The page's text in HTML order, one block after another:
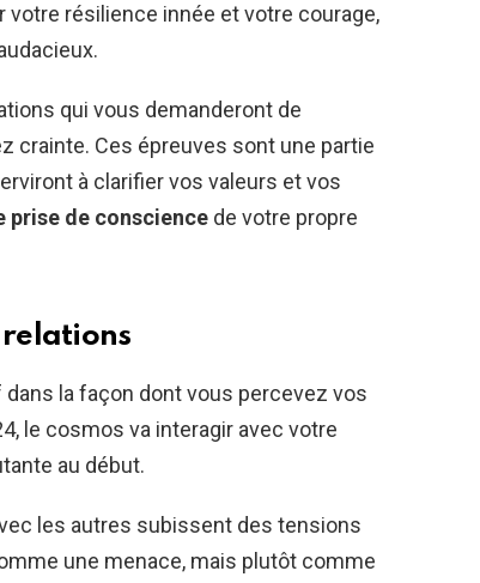
résilience innée et votre courage,
qui vous demanderont de
crainte. Ces épreuves sont une partie
à clarifier vos valeurs et vos
prise de conscience de votre propre
relations
la façon dont vous percevez vos
le cosmos va interagir avec votre
au début.
les autres subissent des tensions
une menace, mais plutôt comme